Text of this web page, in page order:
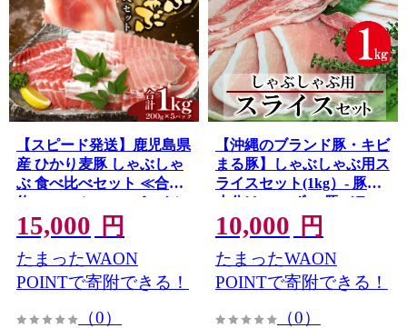
【スピード発送】鹿児島県
産 ひかり麦豚 しゃぶしゃ
ぶ 食べ比べセット ≪合計
約1kg≫ （200g×5パック）
トレーなし 冷凍 HM-1 | 最
短 7日以内 1週間以内 肉 お
肉 にく 豚肉 ロース 肩ロー
ス バラ肉 スライス 冷凍 真
け 甘み 産地直送 鹿児島県
15,000 円
たまったWAON
POINTで寄附できる！
（0）
【沖縄のブランド豚・キビ
まる豚】しゃぶしゃぶ用ス
ライスセット(1kg）- 豚肉
小分け 200gずつ 豚バラ ロ
ース 肩ロース 豚しゃぶ 人
気 部位 詰め合わせ セット
おすすめ 人気 沖縄 ブラン
ド豚 おすすめ 沖縄県 八重
10,000 円
たまったWAON
POINTで寄附できる！
（0）